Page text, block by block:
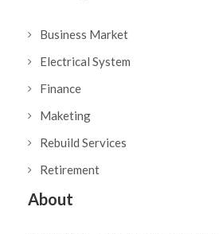
Business Market
Electrical System
Finance
Maketing
Rebuild Services
Retirement
About